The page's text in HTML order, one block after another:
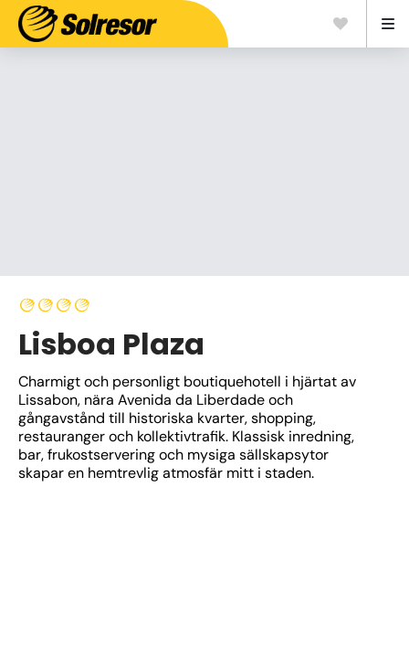
Lisboa Plaza
Charmigt och personligt boutiquehotell i hjärtat av
Lissabon, nära Avenida da Liberdade och
gångavstånd till historiska kvarter, shopping,
restauranger och kollektivtrafik. Klassisk inredning,
bar, frukostservering och mysiga sällskapsytor
skapar en hemtrevlig atmosfär mitt i staden.